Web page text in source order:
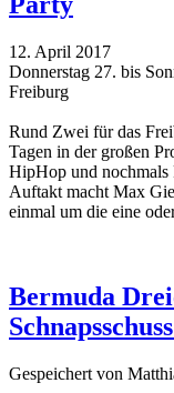
12. April 2017
Donnerstag 27. bis
Freiburg
Rund Zwei für das
Tagen in der großen
HipHop und nochmals
Auftakt macht Max
einmal um die eine
Bermuda
Gespeichert von